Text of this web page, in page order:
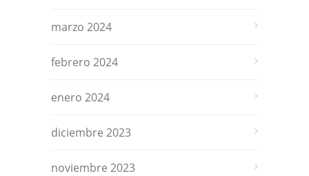
marzo 2024
febrero 2024
enero 2024
diciembre 2023
noviembre 2023